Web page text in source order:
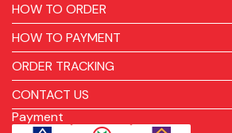
HOW TO ORDER
HOW TO PAYMENT
ORDER TRACKING
CONTACT US
Payment